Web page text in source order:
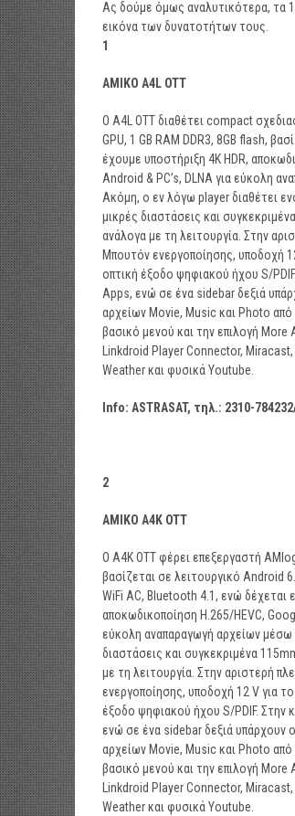
Ας δούμε όμως αναλυτικότερα, τα
εικόνα των δυνατοτήτων τους.
1
ΑΜΙΚΟ A4L OTT
Ο Α4L OTT διαθέτει compact
GPU, 1 GB RAM DDR3, 8GB flash,
έχουμε υποστήριξη 4K HDR,
Android & PC’s, DLNA για εύκολη
Ακόμη, ο εν λόγω player διαθέτει
μικρές διαστάσεις και
ανάλογα με τη λειτουργία. Στην
Μπουτόν ενεργοποίησης, υποδοχή
οπτική έξοδο ψηφιακού ήχου S/
Apps, ενώ σε ένα sidebar δεξιά
αρχείων Movie, Music και Photo
βασικό μενού και την επιλογή
Linkdroid Player Connector,
Weather και φυσικά Youtube.
Info: ASTRASAT, τηλ.: 2310-
2
ΑΜΙΚΟ A4K OTT
Ο Α4K OTT φέρει επεξεργαστή
βασίζεται σε λειτουργικό Android
WiFi AC, Bluetooth 4.1, ενώ δέχεται
αποκωδικοποίηση H.265/HEVC,
εύκολη αναπαραγωγή αρχείων μέσω
διαστάσεις και συγκεκριμένα
με τη λειτουργία. Στην αριστερή
ενεργοποίησης, υποδοχή 12 V για
έξοδο ψηφιακού ήχου S/PDIF. Στην
ενώ σε ένα sidebar δεξιά υπάρχουν
αρχείων Movie, Music και Photo
βασικό μενού και την επιλογή
Linkdroid Player Connector,
Weather και φυσικά Youtube.